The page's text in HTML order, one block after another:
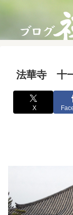
法華寺 十
X